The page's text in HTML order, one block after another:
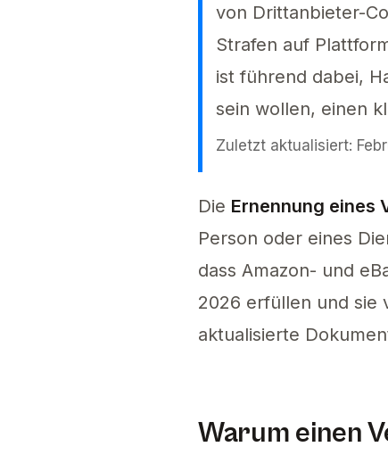
von Drittanbieter-
Strafen auf
ist führend dabei,
sein wollen, einen
Zuletzt aktualisiert:
Die Ernennung eines
Die Ernennung eines
Person oder eines
dass Amazon- und
2026 erfüllen und sie
aktualisierte
Warum einen